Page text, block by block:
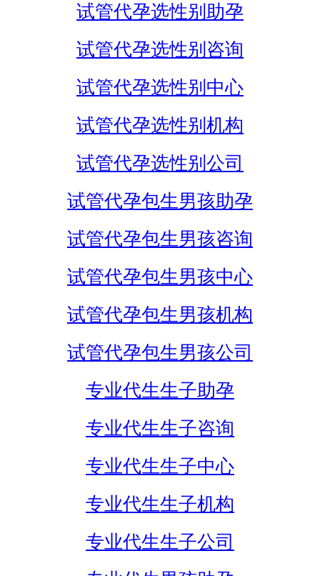
试管代孕选性别助孕
试管代孕选性别咨询
试管代孕选性别中心
试管代孕选性别机构
试管代孕选性别公司
试管代孕包生男孩助孕
试管代孕包生男孩咨询
试管代孕包生男孩中心
试管代孕包生男孩机构
试管代孕包生男孩公司
专业代生生子助孕
专业代生生子咨询
专业代生生子中心
专业代生生子机构
专业代生生子公司